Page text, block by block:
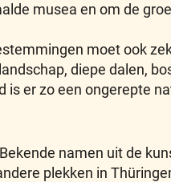
musea en om de
moet ook
diepe dalen,
is er zo een ongerepte
namen uit de
plekken in